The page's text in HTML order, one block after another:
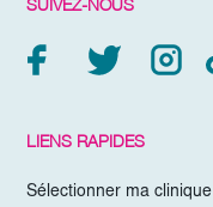
LIENS RAPIDES
Sélectionner ma clinique